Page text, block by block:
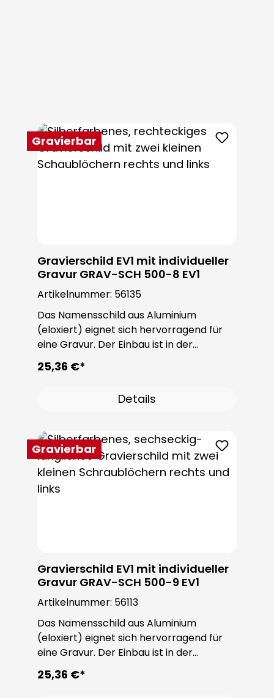
Produktgalerie überspringen
Gravierbar
Gravierschild EV1 mit individueller
Gravur GRAV-SCH 500-8 EV1
Artikelnummer: 56135
Das Namensschild aus Aluminium
(eloxiert) eignet sich hervorragend für
eine Gravur. Der Einbau ist in der
ROBUSTA Sondertürstation oder
individuell möglich. Die Schrauben sind im
25,36 €*
Details
Gravierbar
Gravierschild EV1 mit individueller
Gravur GRAV-SCH 500-9 EV1
Artikelnummer: 56113
Das Namensschild aus Aluminium
(eloxiert) eignet sich hervorragend für
eine Gravur. Der Einbau ist in der
ROBUSTA Sondertürstation oder
individuell möglich. Die Schrauben sind im
25,36 €*